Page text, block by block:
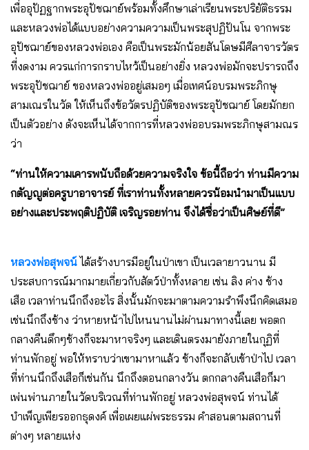
เพื่ออุปัฏฐากพระอุปัชฌาย์พร้อมทั้งศึกษาเล่าเรียนพระปริยัติธรรม
และหลวงพ่อได้แบบอย่างความความเป็นพระสุปฏิปันโน จากพระ
อุปัชฌาย์ของหลวงพ่อเอง คือเป็นพระมักน้อยสันโดษมีศีลาจารวัตร
ที่งดงาม ควรแก่การกราบไหว้เป็นอย่างยิ่ง หลวงพ่อมักจะปรารถถึง
พระอุปัชฌาย์ ของหลวงพ่ออยู่เสมอๆ เมื่อเทศน์อบรมพระภิกษุ
สามเณรในวัด ให้เห็นถึงข้อวัตรปฏิบัติของพระอุปัชฌาย์ โดยมักยก
เป็นตัวอย่าง ดังจะเห็นได้จากการที่หลวงพ่ออบรมพระภิกษุสามณร
ว่า
“ท่านให้ความเคารพนับถือด้วยความจริงใจ ข้อนี้ถือว่า ท่านมีความ
กตัญญูต่อครูบาอาจารย์ ที่เราท่านทั้งหลายควรน้อมนำมาเป็นแบบ
อย่างและประพฤติปฏิบัติ เจริญรอยท่าน จึงได้ชื่อว่าเป็นศิษย์ที่ดี”
หลวงพ่อสุพจน์ได้สร้างบารมีอยู่ในป่าเขา เป็นเวลายาวนาน มี
ประสบการณ์มากมายเกี่ยวกับสัตว์ป่าทั้งหลาย เช่น ลิง ค่าง ช้าง
เสือ เวลาท่านนึกถึงอะไร สิ่งนั้นมักจะมาตามความรำพึงนึกคิดเสมอ
เช่นนึกถึงช้าง ว่าหายหน้าไปไหนนานไม่ผ่านมาทางนี้เลย พอตก
กลางคืนดึกๆช้างก็จะมาหาจริงๆ และเดินตรงมายังภายในกุฏิที่
ท่านพักอยู่ พอให้ทราบว่าเขามาหาแล้ว ช้างก็จะกลับเข้าป่าไป เวลา
ที่ท่านนึกถึงเสือก็เช่นกัน นึกถึงตอนกลางวัน ตกกลางคืนเสือก็มา
เพ่นพ่านภายในวัดบริเวณที่ท่านพักอยู่ หลวงพ่อสุพจน์ ท่านได้
บำเพ็ญเพียรออกธุดงค์ เพื่อเผยแผ่พระธรรม คำสอนตามสถานที่
ต่างๆ หลายแห่ง